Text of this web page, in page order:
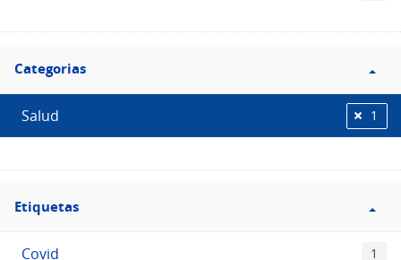
Filtro
Categorias
Categorias
Salud 1
Filtro
Etiquetas
Etiquetas
Covid 1